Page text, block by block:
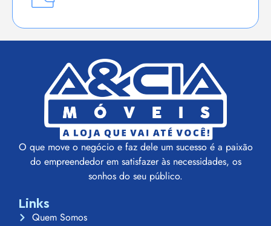
O que move o negócio e faz dele um sucesso é a paixão
do empreendedor em satisfazer às necessidades, os
sonhos do seu público.
Links
Quem Somos